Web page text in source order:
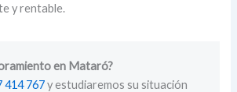
y rentable.
en Mataró?
414 767y estudiaremos su situación